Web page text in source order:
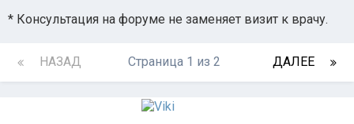
* Консультация на форуме не заменяет визит к врачу.
НАЗАД ДАЛЕЕ
Страница 1 из 2